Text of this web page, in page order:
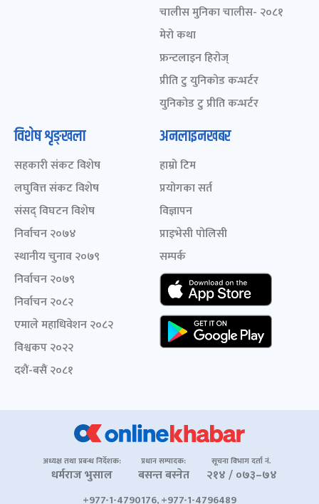
चालीस मुनिका चालीस- २०८१
मेरो कथा
फ्रन्टलाइन हिरोज्
प्रीति टु युनिकोड कन्भर्टर
युनिकोड टु प्रीति कन्भर्टर
विशेष शृङ्खला
सहकारी संकट विशेष
लघुवित्त संकट विशेष
संसद् विघटन विशेष
निर्वाचन २०७४
स्थानीय चुनाव २०७९
निर्वाचन २०७९
निर्वाचन २०८२
एमाले महाधिवेशन २०८२
विश्वकप २०२२
दशैं-बसैं २०८१
अनलाइनखबर
हाम्रो टिम
प्रयोगका सर्त
विज्ञापन
प्राइभेसी पोलिसी
सम्पर्क
अध्यक्ष तथा प्रबन्ध निर्देशक:
धर्मराज भुसाल
प्रधान सम्पादक:
बसन्त बस्नेत
सूचना विभाग दर्ता नं.
२१४ / ०७३–७४
+977-1-4790176, +977-1-4796489